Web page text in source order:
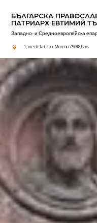
БЪЛГАРСКА
ПАТРИАРХ ЕВТИМИЙ
Западно- и Средноевропейска
 1, rue de la Croix Moreau 75018 Paris
Проповеди